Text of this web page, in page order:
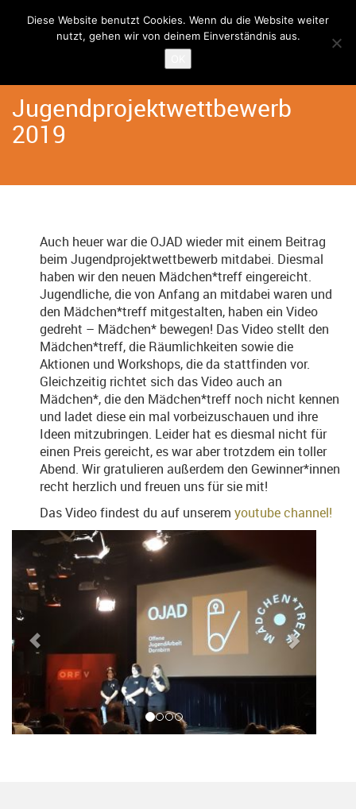
Angebote Mädchen*treff
Jugendprojektwettbewerb
2019
Auch heuer war die OJAD wieder mit einem Beitrag
beim Jugendprojektwettbewerb mitdabei. Diesmal
haben wir den neuen Mädchen*treff eingereicht.
Jugendliche, die von Anfang an mitdabei waren und
den Mädchen*treff mitgestalten, haben ein Video
gedreht – Mädchen* bewegen! Das Video stellt den
Mädchen*treff, die Räumlichkeiten sowie die
Aktionen und Workshops, die da stattfinden vor.
Gleichzeitig richtet sich das Video auch an
Mädchen*, die den Mädchen*treff noch nicht kennen
und ladet diese ein mal vorbeizuschauen und ihre
Ideen mitzubringen. Leider hat es diesmal nicht für
einen Preis gereicht, es war aber trotzdem ein toller
Abend. Wir gratulieren außerdem den Gewinner*innen
recht herzlich und freuen uns für sie mit!
Das Video findest du auf unserem youtube channel!
Diese Website benutzt Cookies. Wenn du die Website weiter
nutzt, gehen wir von deinem Einverständnis aus.